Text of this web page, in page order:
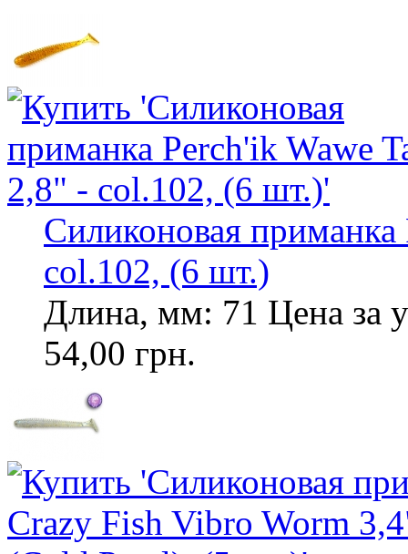
Силиконовая
col.102, (6 шт.)
Длина, мм: 71 Цена за
54,00 грн.